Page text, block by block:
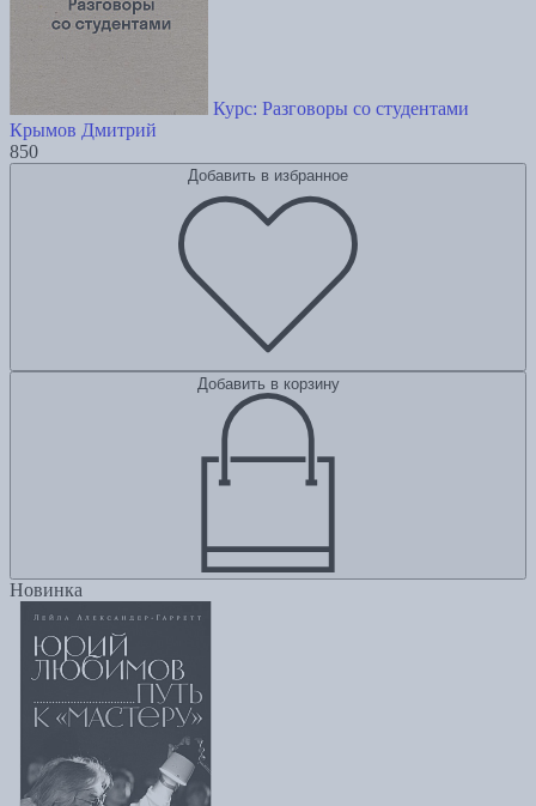
Курс: Разговоры со студентами
Крымов Дмитрий
850
Добавить в избранное
Добавить в корзину
Новинка